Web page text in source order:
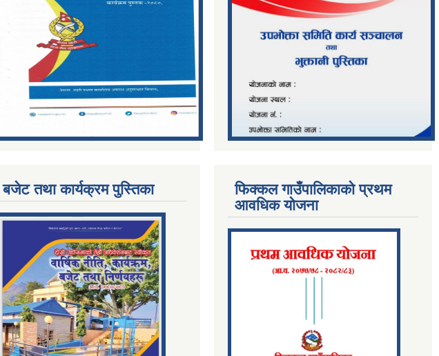
बजेट तथा कार्यक्रम पुस्तिका
फिक्कल गाउँपालिकाको प्रथम
आवधिक योजना